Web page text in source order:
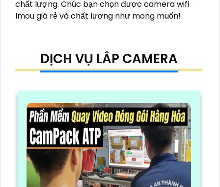
chất lượng. Chúc bạn chọn được camera wifi
Imou giá rẻ và chất lượng như mong muốn!
DỊCH VỤ LẮP CAMERA